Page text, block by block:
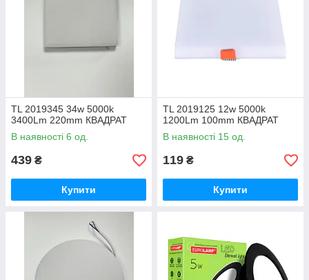
TL 2019345 34w 5000k
3400Lm 220mm КВАДРАТ
В наявності 6 од.
439 ₴
Купити
TL 2019125 12w 5000k
1200Lm 100mm КВАДРАТ
В наявності 15 од.
119 ₴
Купити